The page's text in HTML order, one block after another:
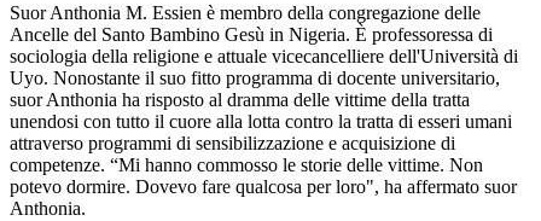
Suor Anthonia M. Essien è membro della congregazione delle
Ancelle del Santo Bambino Gesù in Nigeria. È professoressa di
sociologia della religione e attuale vicecancelliere dell'Università di
Uyo. Nonostante il suo fitto programma di docente universitario,
suor Anthonia ha risposto al dramma delle vittime della tratta
unendosi con tutto il cuore alla lotta contro la tratta di esseri umani
attraverso programmi di sensibilizzazione e acquisizione di
competenze. “Mi hanno commosso le storie delle vittime. Non
potevo dormire. Dovevo fare qualcosa per loro", ha affermato suor
Anthonia.